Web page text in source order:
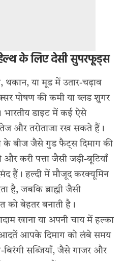
के लिए देसी सुपरफूड्स
या मूड में उतार-चढ़ाव
पोषण की कमी या ब्लड शुगर
डाइट में कई ऐसे
और तरोताजा रख सकते हैं।
के बीज जैसे गुड फैट्स दिमाग की
करी पत्ता जैसी जड़ी-बूटियाँ
हैं। हल्दी में मौजूद करक्यूमिन
है, जबकि ब्राह्मी जैसी
को बेहतर बनाती है।
खाना या अपनी चाय में हल्का
आदतें आपके दिमाग को लंबे समय
सब्जियाँ, जैसे गाजर और